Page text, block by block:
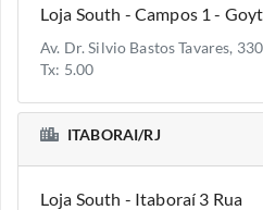
Loja South - Campos 1 -
Av. Dr. Silvio Bastos Tavares,
Tx: 5.00
ITABORAI/RJ
Loja South - Itaboraí 3 Rua